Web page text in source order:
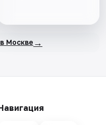
Москве →